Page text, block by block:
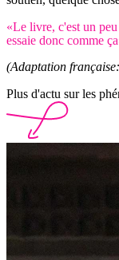
«Le livre, c'est un
essaie donc comme
(Adaptation
Plus d'actu sur les